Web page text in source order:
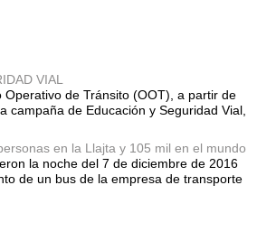
VIAL
Operativo de Tránsito (OOT), a partir de
campaña de Educación y Seguridad Vial,
en la Llajta y 105 mil en el mundo
la noche del 7 de diciembre de 2016
de un bus de la empresa de transporte